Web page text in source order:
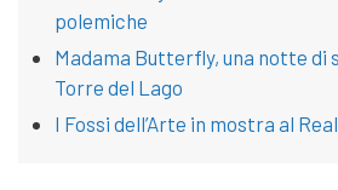
polemiche
Madama Butterfly, una notte di
Torre del Lago
I Fossi dell’Arte in mostra al